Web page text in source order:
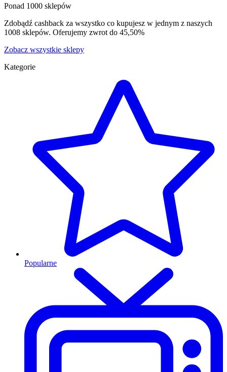
Ponad 1000 sklepów
Zdobądź cashback za wszystko co kupujesz w jednym z naszych
1008 sklepów. Oferujemy zwrot do 45,50%
Zobacz wszystkie sklepy
Kategorie
Popularne